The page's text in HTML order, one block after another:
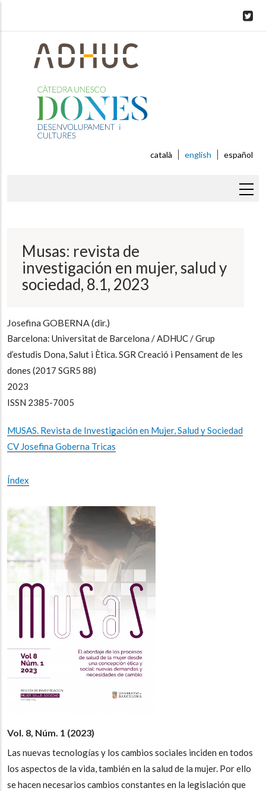
català english español
Musas: revista de
investigación en mujer, salud y
sociedad, 8.1, 2023
Josefina GOBERNA (dir.)
Barcelona: Universitat de Barcelona / ADHUC / Grup
d’estudis Dona, Salut i Ètica. SGR Creació i Pensament de les
dones (2017 SGR5 88)
2023
ISSN 2385-7005
MUSAS. Revista de Investigación en Mujer, Salud y Sociedad
CV Josefina Goberna Tricas
Índex
Vol. 8, Núm. 1 (2023)
Las nuevas tecnologías y los cambios sociales inciden en todos
los aspectos de la vida, también en la salud de la mujer. Por ello
se hacen necesarios cambios constantes en la legislación que